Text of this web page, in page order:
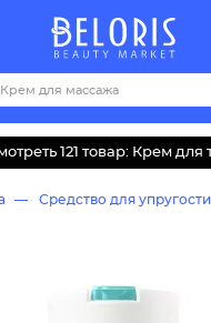
Акции
IJKLMNOPQRSTUVWYZАБВД
121 товар: Крем для
Средство для